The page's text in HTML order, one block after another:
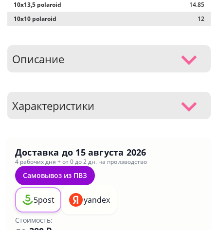
10х13,5 polaroid
14.85
10х10 polaroid
12
Описание
Характеристики
Доставка до 15 августа 2026
4 рабочих дня + от 0 до 2 дн. на производство
Самовывоз из ПВЗ
5post yandex
Стоимость: